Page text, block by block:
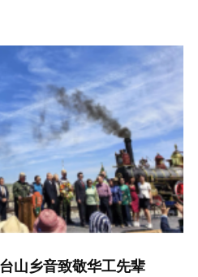
山乡音致敬华工先辈